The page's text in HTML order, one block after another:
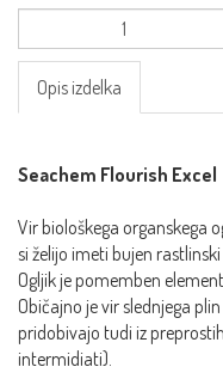
Opis izdelka
Seachem Flourish Excel
Vir biološkega organskega
si želijo imeti bujen
Ogljik je pomemben
Običajno je vir slednjega
pridobivajo tudi iz
intermidiati).